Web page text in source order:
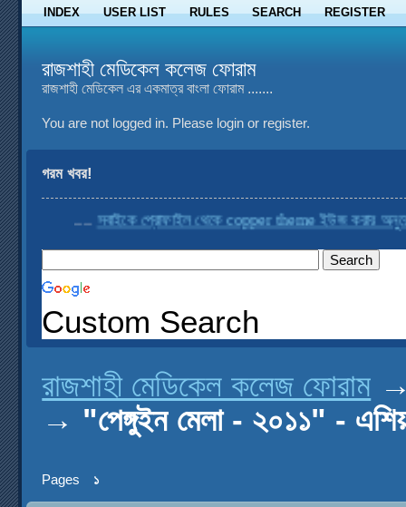
INDEX USER LIST RULES SEARCH REGISTER
রাজশাহী মেডিকেল কলেজ ফোরাম
রাজশাহী মেডিকেল এর একমাত্র বাংলা ফোরাম .......
You are not logged in. Please login or register.
গরম খবর!
....সবাইকে প্রোফাইল থেকে copper theme ইউজ করার অনুরোধ
Custom Search
রাজশাহী মেডিকেল কলেজ ফোরাম
→ "পেঙ্গুইন মেলা - ২০১১" -
Pages ১